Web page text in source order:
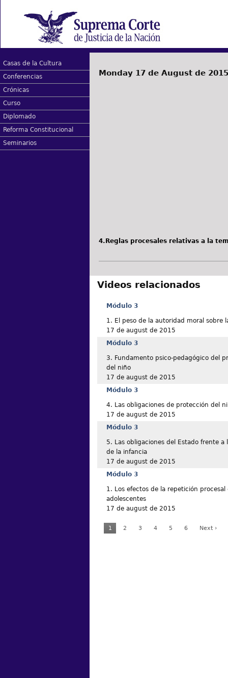
Casas de la Cultura
Conferencias
Crónicas
Curso
Diplomado
Reforma Constitucional
Seminarios
Monday 17 de August de 2015
4.Reglas procesales relativas a la
Videos relacionados
Módulo 3
1. El peso de la autoridad moral sobre
17 de august de 2015
Módulo 3
3. Fundamento psico-pedagógico del
del niño
17 de august de 2015
Módulo 3
4. Las obligaciones de protección del
17 de august de 2015
Módulo 3
5. Las obligaciones del Estado frente a
de la infancia
17 de august de 2015
Módulo 3
1. Los efectos de la repetición
adolescentes
17 de august de 2015
1 2 3 4 5 6 Next ›